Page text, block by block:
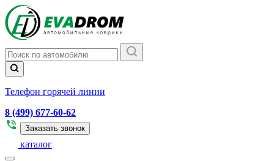
Телефон горячей линии
8 (499) 677-60-62
Заказать звонок
каталог